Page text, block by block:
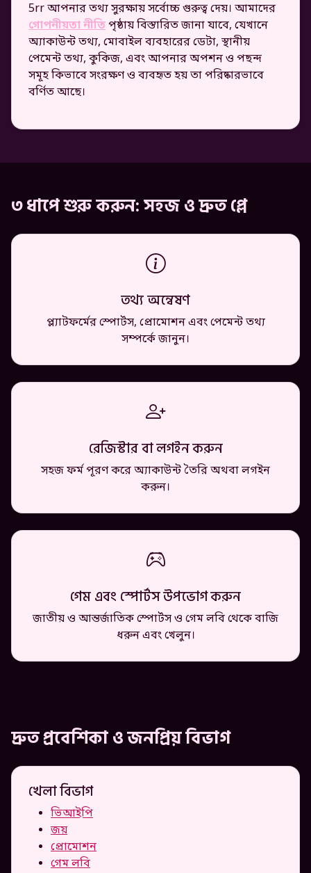
5rr আপনার তথ্য সুরক্ষায় সর্বোচ্চ গুরুত্ব দেয়। আমাদের
গোপনীয়তা নীতিপৃষ্ঠায় বিস্তারিত জানা যাবে, যেখানে
অ্যাকাউন্ট তথ্য, মোবাইল ব্যবহারের ডেটা, স্থানীয়
পেমেন্ট তথ্য, কুকিজ, এবং আপনার অপশন ও পছন্দ
সমূহ কিভাবে সংরক্ষণ ও ব্যবহৃত হয় তা পরিষ্কারভাবে
বর্ণিত আছে।
৩ ধাপে শুরু করুন: সহজ ও দ্রুত প্লে
তথ্য অন্বেষণ
প্ল্যাটফর্মের স্পোর্টস, প্রোমোশন এবং পেমেন্ট তথ্য
সম্পর্কে জানুন।
রেজিস্টার বা লগইন করুন
সহজ ফর্ম পূরণ করে অ্যাকাউন্ট তৈরি অথবা লগইন
করুন।
গেম এবং স্পোর্টস উপভোগ করুন
জাতীয় ও আন্তর্জাতিক স্পোর্টস ও গেম লবি থেকে বাজি
ধরুন এবং খেলুন।
দ্রুত প্রবেশিকা ও জনপ্রিয় বিভাগ
খেলা বিভাগ
ভিআইপি
জয়
প্রোমোশন
গেম লবি